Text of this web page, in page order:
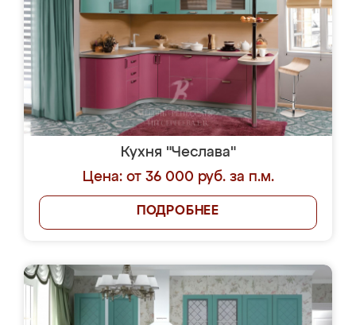
Кухня "Чеслава"
Цена: от 36 000 руб. за п.м.
ПОДРОБНЕЕ